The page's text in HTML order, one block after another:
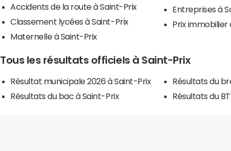
Accidents de la route à Saint-Prix
Classement lycées à Saint-Prix
Maternelle à Saint-Prix
Entreprises à
Prix immobilier
Tous les résultats officiels à Saint-Prix
Résultat municipale 2026 à Saint-Prix
Résultats du bac à Saint-Prix
Résultats du
Résultats du